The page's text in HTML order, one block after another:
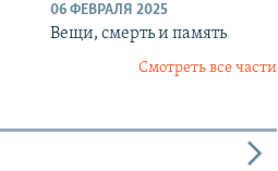
06 ФЕВРАЛЯ 2025
Вещи, смерть и память
Смотреть все части